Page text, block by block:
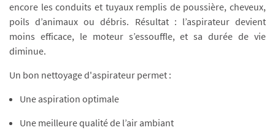
encore les conduits et tuyaux remplis de poussière, cheveux,
poils d’animaux ou débris. Résultat : l’aspirateur devient
moins efficace, le moteur s’essouffle, et sa durée de vie
diminue.
Un bon nettoyage d'aspirateur permet :
Une aspiration optimale
Une meilleure qualité de l’air ambiant